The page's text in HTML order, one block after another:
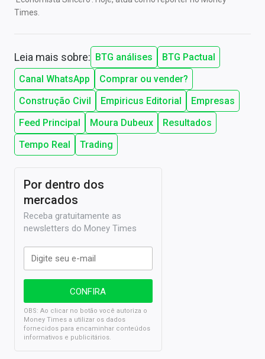
Times.
Leia mais sobre: BTG análises
BTG Pactual
Canal WhatsApp
Comprar ou vender?
Construção Civil
Empiricus Editorial
Empresas
Feed Principal
Moura Dubeux
Resultados
Tempo Real
Trading
Por dentro dos
mercados
Receba gratuitamente as
newsletters do Money Times
OBS: Ao clicar no botão você autoriza o
Money Times a utilizar os dados
fornecidos para encaminhar conteúdos
informativos e publicitários.